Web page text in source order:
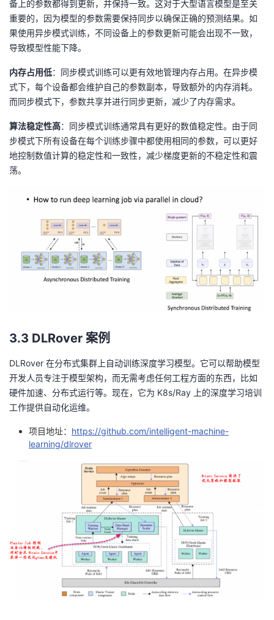
备上的参数都得到更新，并保持一致。这对于大型语言模型是至关
重要的，因为模型的参数需要保持同步以确保正确的预测结果。如
果使用异步模式训练，不同设备上的参数更新可能会出现不一致，
导致模型性能下降。
内存占用低：同步模式训练可以更有效地管理内存占用。在异步模
式下，每个设备都会维护自己的参数副本，导致额外的内存消耗。
而同步模式下，参数共享并进行同步更新，减少了内存需求。
算法稳定性高：同步模式训练通常具有更好的数值稳定性。由于同
步模式下所有设备在每个训练步骤中都使用相同的参数，可以更好
地控制数值计算的稳定性和一致性，减少梯度更新的不稳定性和震
荡。
3.3 DLRover 案例
DLRover 在分布式集群上自动训练深度学习模型。它可以帮助模型
开发人员专注于模型架构，而无需考虑任何工程方面的东西，比如
硬件加速、分布式运行等。现在，它为 K8s/Ray 上的深度学习培训
工作提供自动化运维。
项目地址： https://github.com/intelligent-machine-
learning/dlrover